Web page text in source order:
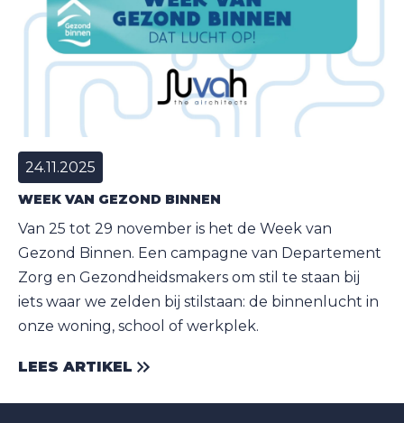
24.11.2025
WEEK VAN GEZOND BINNEN
Van 25 tot 29 november is het de Week van
Gezond Binnen. Een campagne van Departement
Zorg en Gezondheidsmakers om stil te staan bij
iets waar we zelden bij stilstaan: de binnenlucht in
onze woning, school of werkplek.
LEES ARTIKEL